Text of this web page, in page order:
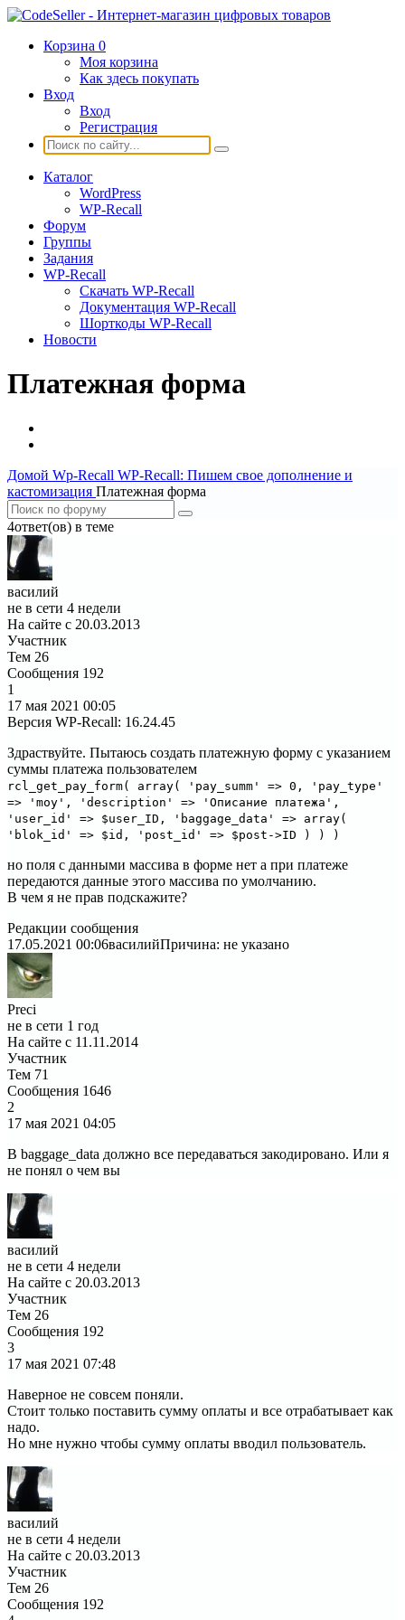
Корзина 0
Моя корзина
Как здесь покупать
Вход
Вход
Регистрация
Каталог
WordPress
WP-Recall
Форум
Группы
Задания
WP-Recall
Скачать WP-Recall
Документация WP-Recall
Шорткоды WP-Recall
Новости
Платежная форма
Домой Wp-Recall WP-Recall: Пишем свое дополнение и
кастомизация Платежная форма
4ответ(ов) в теме
василий
не в сети 4 недели
На сайте с 20.03.2013
Участник
Тем 26
Сообщения 192
1
17 мая 2021 00:05
Версия WP-Recall: 16.24.45
Здраствуйте. Пытаюсь создать платежную форму с указанием
суммы платежа пользователем
rcl_get_pay_form( array( 'pay_summ' => 0, 'pay_type'
=> 'moy', 'description' => 'Описание платежа',
'user_id' => $user_ID, 'baggage_data' => array(
'blok_id' => $id, 'post_id' => $post->ID ) ) )
но поля с данными массива в форме нет а при платеже
передаются данные этого массива по умолчанию.
В чем я не прав подскажите?
Редакции сообщения
17.05.2021 00:06василийПричина: не указано
Preci
не в сети 1 год
На сайте с 11.11.2014
Участник
Тем 71
Сообщения 1646
2
17 мая 2021 04:05
В baggage_data должно все передаваться закодировано. Или я
не понял о чем вы
василий
не в сети 4 недели
На сайте с 20.03.2013
Участник
Тем 26
Сообщения 192
3
17 мая 2021 07:48
Наверное не совсем поняли.
Стоит только поставить сумму оплаты и все отрабатывает как
надо.
Но мне нужно чтобы сумму оплаты вводил пользователь.
василий
не в сети 4 недели
На сайте с 20.03.2013
Участник
Тем 26
Сообщения 192